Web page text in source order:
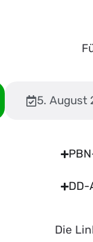
5. August
DD-
Die